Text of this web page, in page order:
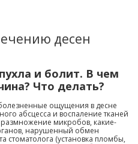
десен
и болит. В чем
Что делать?
ощущения в десне
абсцесса и воспаление тканей
микробов, какие-
нарушенный обмен
стоматолога (установка пломбы,